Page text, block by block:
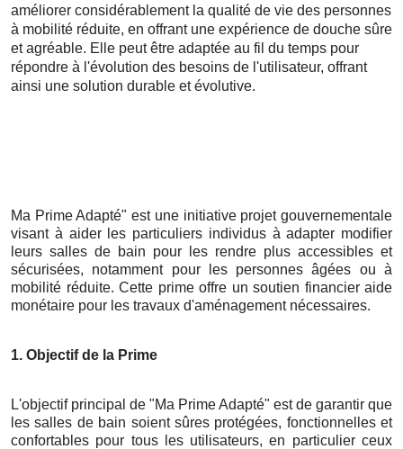
améliorer considérablement la qualité de vie des personnes
à mobilité réduite, en offrant une expérience de douche sûre
et agréable. Elle peut être adaptée au fil du temps pour
répondre à l'évolution des besoins de l'utilisateur, offrant
ainsi une solution durable et évolutive.
Ma Prime Adapté" est une initiative projet gouvernementale
visant à aider les particuliers individus à adapter modifier
leurs salles de bain pour les rendre plus accessibles et
sécurisées, notamment pour les personnes âgées ou à
mobilité réduite. Cette prime offre un soutien financier aide
monétaire pour les travaux d'aménagement nécessaires.
1. Objectif de la Prime
L'objectif principal de "Ma Prime Adapté" est de garantir que
les salles de bain soient sûres protégées, fonctionnelles et
confortables pour tous les utilisateurs, en particulier ceux